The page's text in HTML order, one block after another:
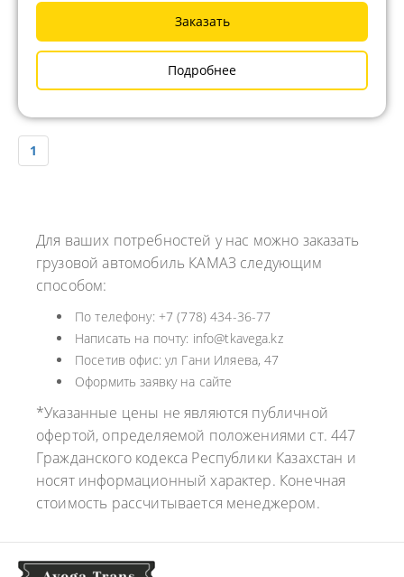
Заказать
Подробнее
1
Для ваших потребностей у нас можно заказать
грузовой автомобиль КАМАЗ следующим
способом:
По телефону: +7 (778) 434-36-77
Написать на почту: info@tkavega.kz
Посетив офис: ул Гани Иляева, 47
Оформить заявку на сайте
*Указанные цены не являются публичной
офертой, определяемой положениями ст. 447
Гражданского кодекса Республики Казахстан и
носят информационный характер. Конечная
стоимость рассчитывается менеджером.